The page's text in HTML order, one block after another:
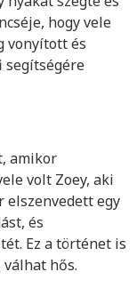
hogy vele
vonyított és
segítségére
amikor
volt Zoey, aki
elszenvedett egy
és
Ez a történet is
hős.